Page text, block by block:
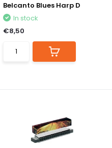
Belcanto Blues Harp D
In stock
€8,50